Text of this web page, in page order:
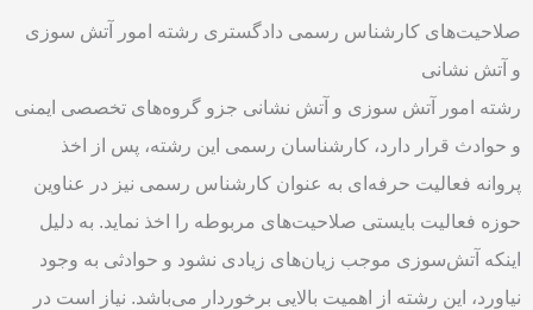
صلاحیت‌های کارشناس رسمی دادگستری رشته امور آتش سوزی
و آتش نشانی
رشته امور آتش سوزی و آتش نشانی جزو گروه‌های تخصصی ایمنی
و حوادث قرار دارد، کارشناسان رسمی این رشته، پس از اخذ
پروانه فعالیت حرفه‌ای به عنوان کارشناس رسمی نیز در عناوین
حوزه فعالیت بایستی صلاحیت‌های مربوطه را اخذ نماید. به دلیل
اینکه آتش‌سوزی موجب زیان‌های زیادی نشود و حوادثی به وجود
نیاورد، این رشته از اهمیت بالایی برخوردار می‌باشد. نیاز است در